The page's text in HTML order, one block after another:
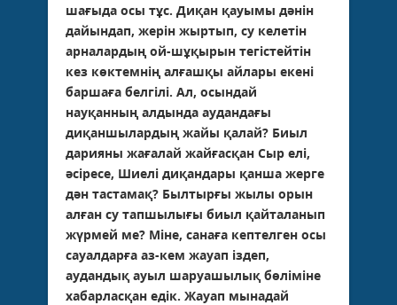
шағыда осы тұс. Диқан қауымы дәнін
дайындап, жерін жыртып, су келетін
арналардың ой-шұқырын тегістейтін
кез көктемнің алғашқы айлары екені
баршаға белгілі. Ал, осындай
науқанның алдында аудандағы
диқаншылардың жайы қалай? Биыл
дарияны жағалай жайғасқан Сыр елі,
әсіресе, Шиелі диқандары қанша жерге
дән тастамақ? Былтырғы жылы орын
алған су тапшылығы биыл қайталанып
жүрмей ме? Міне, санаға кептелген осы
сауалдарға аз-кем жауап іздеп,
аудандық ауыл шаруашылық бөліміне
хабарласқан едік. Жауап мынадай